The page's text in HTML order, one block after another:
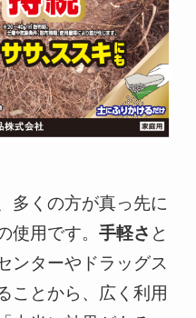
多くの方が真っ先に
使用です。 手軽さ と
ンターやドラッグス
ことから、広く利用